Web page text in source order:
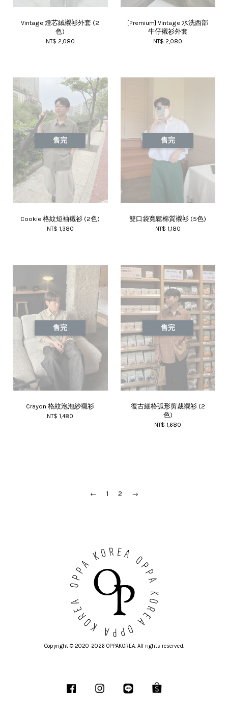
Vintage 燈芯絨襯衫外套 (2
色)
NT$ 2,080
[Premium] Vintage 水洗西部
牛仔襯衫外套
NT$ 2,080
售完
Cookie 格紋短袖襯衫 (2色)
NT$ 1,380
售完
雙口袋寬鬆棉質襯衫 (5色)
NT$ 1,180
售完
Crayon 格紋泡泡紗襯衫
NT$ 1,480
售完
復古細格弧形剪裁襯衫 (2
色)
NT$ 1,680
← 1 2 →
Copyright © 2020-2026 OPPAKOREA. All rights reserved.
Facebook Instagram